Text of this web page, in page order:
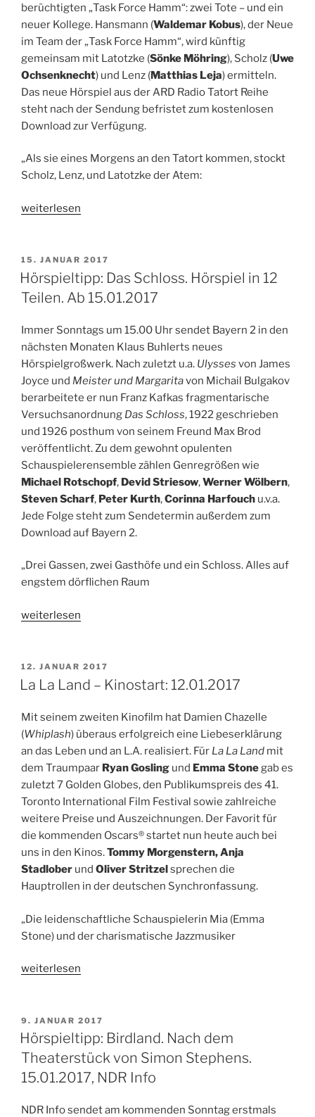
berüchtigten „Task Force Hamm“: zwei Tote – und ein
neuer Kollege. Hansmann (Waldemar Kobus), der Neue
im Team der „Task Force Hamm“, wird künftig
gemeinsam mit Latotzke (Sönke Möhring), Scholz (Uwe
Ochsenknecht) und Lenz (Matthias Leja) ermitteln.
Das neue Hörspiel aus der ARD Radio Tatort Reihe
steht nach der Sendung befristet zum kostenlosen
Download zur Verfügung.
„Als sie eines Morgens an den Tatort kommen, stockt
Scholz, Lenz, und Latotzke der Atem:
„ARD
(WDR):
Ausgelöst.
Von
Schmidt.
18.
–
23.01.2017“
weiterlesen
VERÖFFENTLICHT
AM
15. JANUAR 2017
Hörspieltipp: Das Schloss. Hörspiel in 12
Teilen. Ab 15.01.2017
Immer Sonntags um 15.00 Uhr sendet Bayern 2 in den
nächsten Monaten Klaus Buhlerts neues
Hörspielgroßwerk. Nach zuletzt u.a. Ulysses von James
Joyce und Meister und Margaritavon Michail Bulgakov
berarbeitete er nun Franz Kafkas fragmentarische
Versuchsanordnung Das Schloss, 1922 geschrieben
und 1926 posthum von seinem Freund Max Brod
veröffentlicht. Zu dem gewohnt opulenten
Schauspielerensemble zählen Genregrößen wie
Michael Rotschopf, Devid Striesow,Werner Wölbern,
Steven Scharf, Peter Kurth,Corinna Harfouch u.v.a.
Jede Folge steht zum Sendetermin außerdem zum
Download auf Bayern 2.
„Drei Gassen, zwei Gasthöfe und ein Schloss. Alles auf
engstem dörflichen Raum
„Hörspieltipp:
Hörspiel
in
Teilen.
Ab
15.01.2017“
weiterlesen
VERÖFFENTLICHT
AM
12. JANUAR 2017
La La Land – Kinostart: 12.01.2017
Mit seinem zweiten Kinofilm hat Damien Chazelle
(Whiplash) überaus erfolgreich eine Liebeserklärung
an das Leben und an L.A. realisiert. Für La La Land mit
dem Traumpaar Ryan Gosling und Emma Stonegab es
zuletzt 7 Golden Globes, den Publikumspreis des 41.
Toronto International Film Festival sowie zahlreiche
weitere Preise und Auszeichnungen. Der Favorit für
die kommenden Oscars® startet nun heute auch bei
uns in den Kinos.Tommy Morgenstern,Anja
Stadlober und Oliver Stritzelsprechen die
Hauptrollen in der deutschen Synchronfassung.
„Die leidenschaftliche Schauspielerin Mia (Emma
Stone) und der charismatische Jazzmusiker
„La
–
Kinostart:
12.01.2017“
weiterlesen
VERÖFFENTLICHT
AM
9. JANUAR 2017
Hörspieltipp: Birdland. Nach dem
Theaterstück von Simon Stephens.
15.01.2017, NDR Info
NDR Info sendet am kommenden Sonntag erstmals